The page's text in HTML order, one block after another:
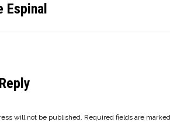
Espinal
will not be published. Required fields are marked